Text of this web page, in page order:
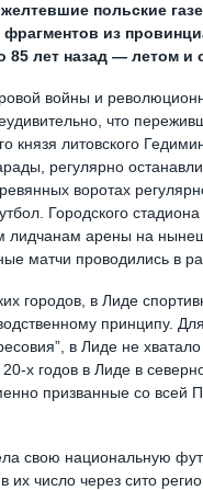
польские
из
лет назад — летом и
войны и
что
князя литовского
регулярно
воротах
Городского
лидчанам арены на
матчи проводились в
городов, в Лиде
принципу. Для
в Лиде не
х годов в Лиде в
призванные со всей
свою национальную
их число через сито